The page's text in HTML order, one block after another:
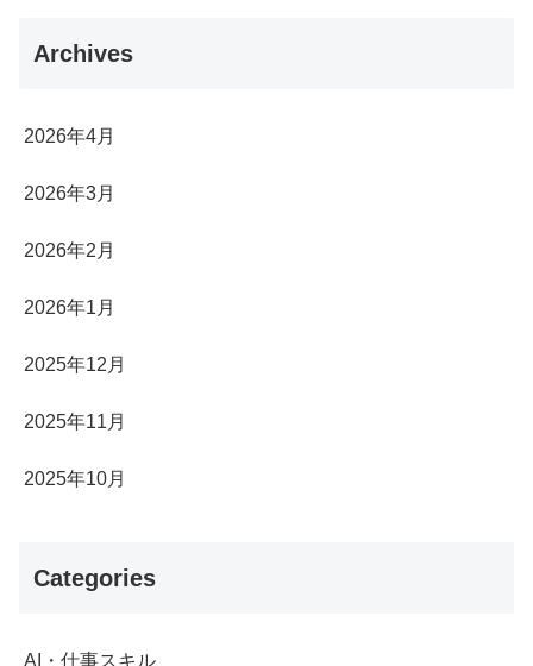
Archives
2026年4月
2026年3月
2026年2月
2026年1月
2025年12月
2025年11月
2025年10月
Categories
AI・仕事スキル